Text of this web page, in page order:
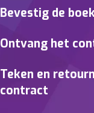
Bevestig de
Ontvang het
Teken en
contract